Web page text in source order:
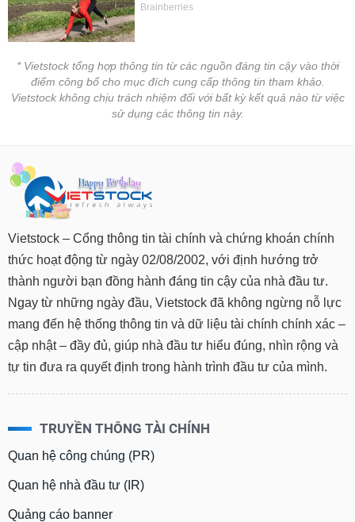
* Vietstock tổng hợp thông tin từ các nguồn đáng tin cậy vào thời
điểm công bố cho mục đích cung cấp thông tin tham khảo.
Vietstock không chịu trách nhiệm đối với bất kỳ kết quả nào từ việc
sử dụng các thông tin này.
Vietstock – Cổng thông tin tài chính và chứng khoán chính
thức hoạt động từ ngày 02/08/2002, với định hướng trở
thành người bạn đồng hành đáng tin cậy của nhà đầu tư.
Ngay từ những ngày đầu, Vietstock đã không ngừng nỗ lực
mang đến hệ thống thông tin và dữ liệu tài chính chính xác –
cập nhật – đầy đủ, giúp nhà đầu tư hiểu đúng, nhìn rộng và
tự tin đưa ra quyết định trong hành trình đầu tư của mình.
TRUYỀN THÔNG TÀI CHÍNH
Quan hệ công chúng (PR)
Quan hệ nhà đầu tư (IR)
Quảng cáo banner